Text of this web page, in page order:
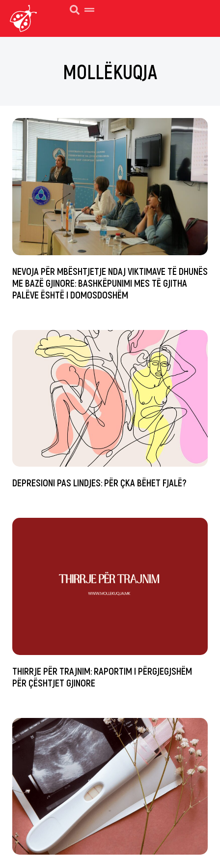
MOLLËKUQJA
NEVOJA PËR MBËSHTJETJE NDAJ VIKTIMAVE TË DHUNËS
ME BAZË GJINORE: BASHKËPUNIMI MES TË GJITHA
PALËVE ËSHTË I DOMOSDOSHËM
DEPRESIONI PAS LINDJES: PËR ÇKA BËHET FJALË?
THIRRJE PËR TRAJNIM: RAPORTIM I PËRGJEGJSHËM
PËR ÇËSHTJET GJINORE